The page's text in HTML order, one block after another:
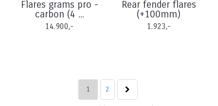
Flares grams pro -
carbon (4 ...
14.900,-
Rear fender flares
(+100mm)
1.923,-
1 2